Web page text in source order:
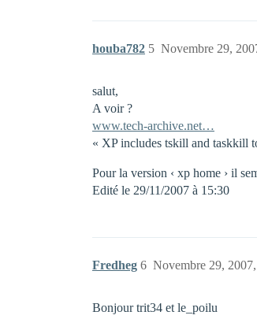
houba782 Novembre 29,
5
salut,
A voir ?
www.tech-archive.net…
« XP includes tskill and
Pour la version ‹ xp home › il
Edité le 29/11/2007 à 15:30
Fredheg Novembre 29,
6
Bonjour trit34 et le_poilu